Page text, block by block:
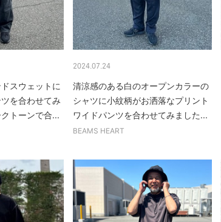
スウェットに
を合わせてみ
トーンで合...
2024.07.24
清涼感のある白のオープンカラーの
シャツに小紋柄がお洒落なプリント
ワイドパンツを合わせてみました...
BEAMS HEART